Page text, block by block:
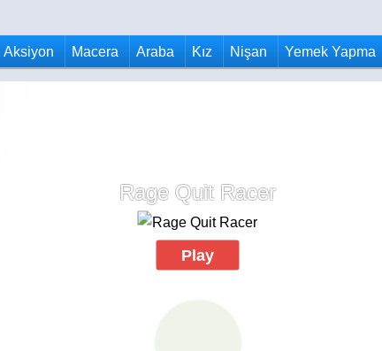
Aksiyon Macera Araba Kız Nişan Yemek Yapma
Rage Quit Racer
Play